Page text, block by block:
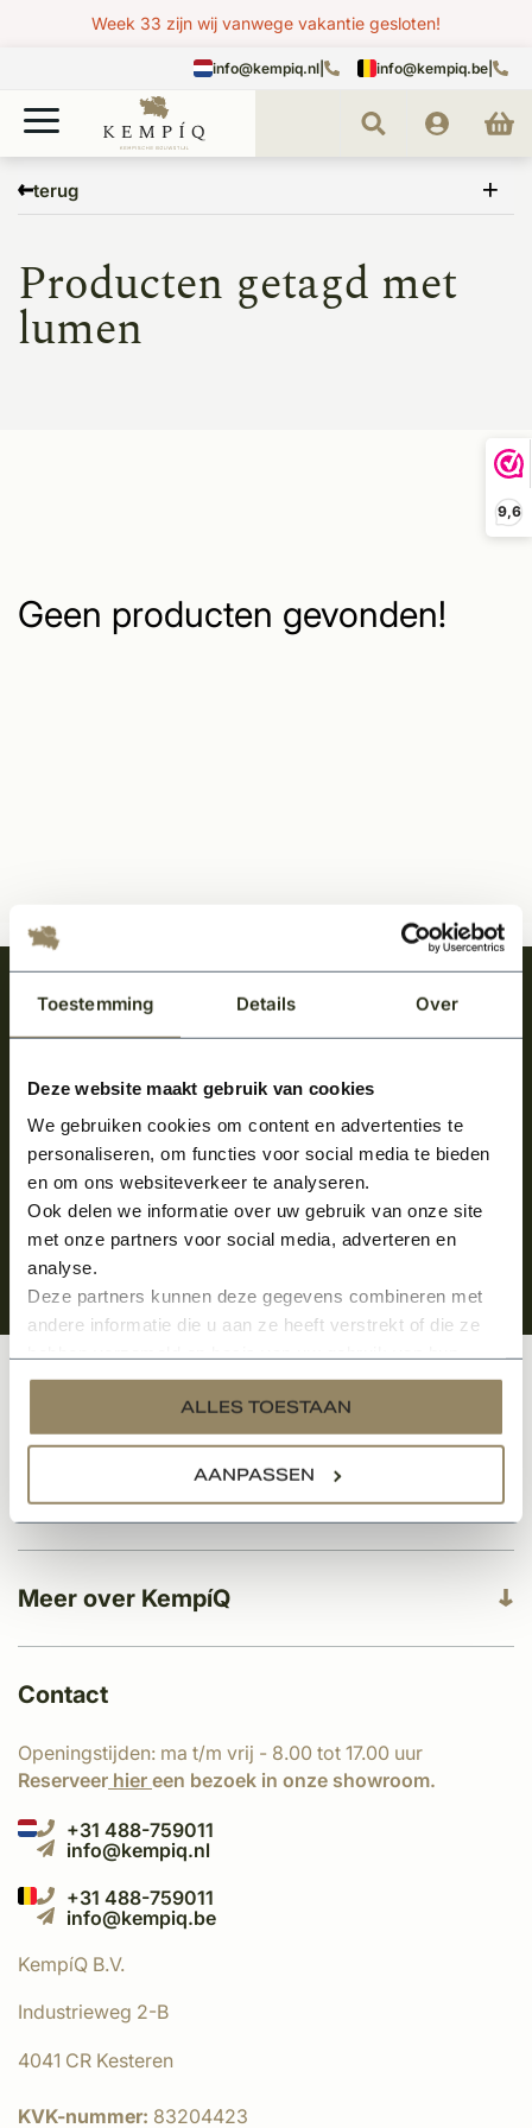
Toestemming Details Over
Deze website maakt gebruik van cookies
We gebruiken cookies om content en advertenties te
personaliseren, om functies voor social media te bieden
en om ons websiteverkeer te analyseren.
Ook delen we informatie over uw gebruik van onze site
met onze partners voor social media, adverteren en
analyse.
Deze partners kunnen deze gegevens combineren met
andere informatie die u aan ze heeft verstrekt of die ze
services.
ALLES TOESTAAN
AANPASSEN
9,6
Week 33 zijn wij vanwege vakantie gesloten!
info@kempiq.nl info@kempiq.be
terug
lumen
Producten getagd met
lumen
Geen producten gevonden!
Meld je aan en ontvang het laatste nieuws
over onze kempische bouwstijl!
Aanmelden voor de nieuwsbrief
Meer over KempíQ
Klantenservice
Categorieën
Contact
Openingstijden: ma t/m vrij - 8.00 tot 17.00 uur
Reserveer hier een bezoek in onze showroom.
+31 488-759011
info@kempiq.nl
+31 488-759011
info@kempiq.be
KempíQ B.V.
Industrieweg 2-B
4041 CR Kesteren
KVK-nummer: 83204423